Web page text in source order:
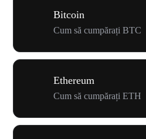
Bitcoin
Cum să cumpărați BTC
Ethereum
Cum să cumpărați ETH